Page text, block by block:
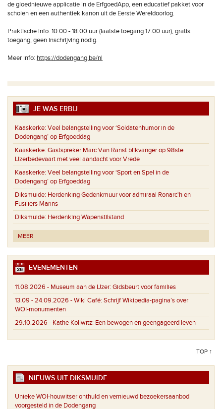
de gloednieuwe applicatie in de ErfgoedApp, een educatief pakket voor
scholen en een authentiek kanon uit de Eerste Wereldoorlog.
Praktische info: 10:00 - 18:00 uur (laatste toegang 17:00 uur), gratis
toegang, geen inschrijving nodig.
Meer info: https://dodengang.be/nl
JE WAS ERBIJ
Kaaskerke: Veel belangstelling voor ‘Soldatenhumor in de
Dodengang’ op Erfgoeddag
Kaaskerke: Gastspreker Marc Van Ranst blikvanger op 98ste
IJzerbedevaart met veel aandacht voor Vrede
Kaaskerke: Veel belangstelling voor ‘Sport en Spel in de
Dodengang’ op Erfgoeddag
Diksmuide: Herdenking Gedenkmuur voor admiraal Ronarc'h en
Fusiliers Marins
Diksmuide: Herdenking Wapenstilstand
MEER
EVENEMENTEN
11.08.2026 - Museum aan de IJzer: Gidsbeurt voor families
13.09 - 24.09.2026 -Wiki Café: Schrijf Wikipedia-pagina’s over
WOI-monumenten
29.10.2026 - Käthe Kollwitz: Een bewogen en geëngageerd leven
TOP ↑
NIEUWS UIT DIKSMUIDE
Unieke WOI-houwitser onthuld en vernieuwd bezoekersaanbod
voorgesteld in de Dodengang